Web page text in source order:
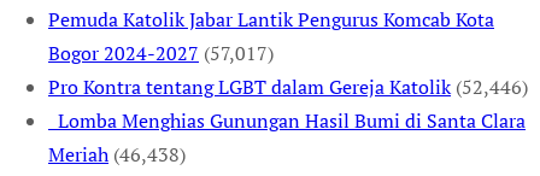
Pemuda Katolik Jabar Lantik Pengurus Komcab Kota
Bogor 2024-2027 (57,017)
Pro Kontra tentang LGBT dalam Gereja Katolik (52,446)
Lomba Menghias Gunungan Hasil Bumi di Santa Clara
Meriah (46,438)